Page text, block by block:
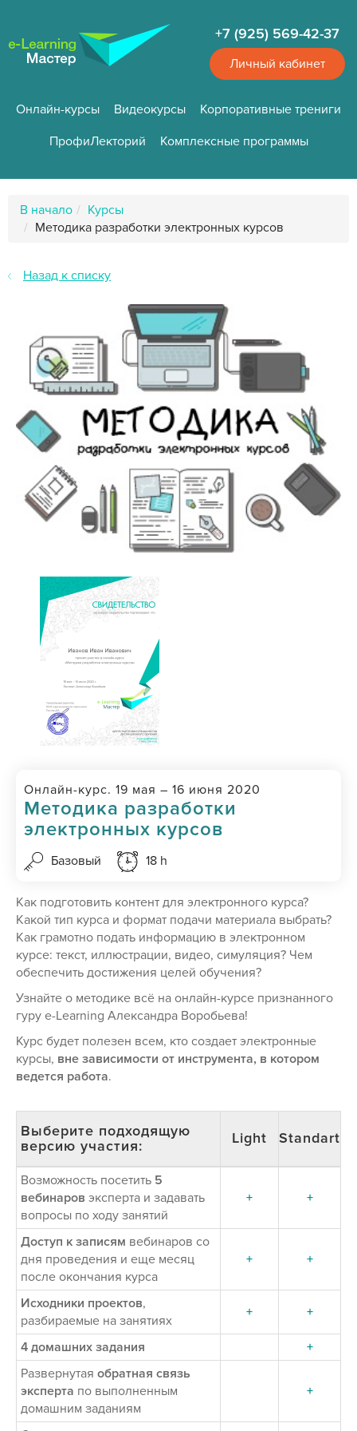
основному
содержанию
+7 (925) 569-42-37
Личный кабинет
Онлайн-курсы Видеокурсы
Корпоративные трениги
ПрофиЛекторий
Комплексные программы
ПутьВ начало
Курсы
Методика разработки электронных курсов
Назад к списку
Онлайн-курс. 19 мая – 16 июня 2020
Методика разработки
электронных курсов
Базовый 18 h
Как подготовить контент для электронного курса?
Какой тип курса и формат подачи материала выбрать?
Как грамотно подать информацию в электронном
курсе: текст, иллюстрации, видео, симуляция? Чем
обеспечить достижения целей обучения?
Узнайте о методике всё на онлайн-курсе признанного
гуру e-Learning Александра Воробьева!
Курс будет полезен всем, кто создает электронные
курсы, вне зависимости от инструмента, в котором
ведется работа.
Выберите подходящую
версию участия:
Light Standart
Возможность посетить 5
вебинаров эксперта и задавать
вопросы по ходу занятий
+ +
Доступ к записям вебинаров со
дня проведения и еще месяц
после окончания курса
+ +
Исходники проектов,
разбираемые на занятиях
+ +
4 домашних задания
+
Развернутая обратная связь
эксперта по выполненным
домашним заданиям
+